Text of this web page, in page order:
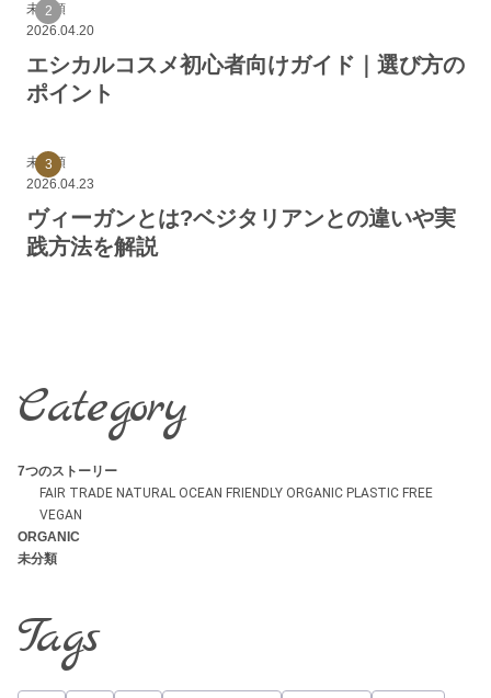
未分類
2026.04.20
エシカルコスメ初心者向けガイド｜選び方の
ポイント
未分類
2026.04.23
ヴィーガンとは?ベジタリアンとの違いや実
践方法を解説
Category
7つのストーリー
FAIR TRADE NATURAL OCEAN FRIENDLY ORGANIC PLASTIC FREE
VEGAN
ORGANIC
未分類
Tags